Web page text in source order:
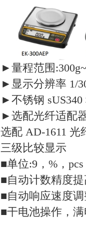
►量程范围
►显示分辨率 1/
►不锈钢 sUS340
►选配光纤适配
选配 AD-1611 光
三级比较显示
■单位:9，%，pcs
■自动计数精度
■自动响应速度
■干电池操作，